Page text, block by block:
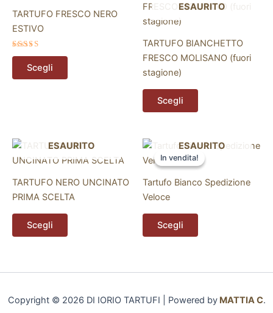
TARTUFO FRESCO NERO
ESTIVO
Valutato
5.00
su 5Scegli
ha
opzioni
prodotto
ESAURITO
TARTUFO BIANCHETTO
FRESCO MOLISANO (fuori
stagione)
Scegli
prodotto
Le
possono
essere
pagina
del
prodotto
ESAURITO
TARTUFO NERO UNCINATO
PRIMA SCELTA
Scegli
Questo
prodotto
Le
opzioni
pagina
In vendita!
ESAURITO
In vendita!
Tartufo Bianco Spedizione
Veloce
Scegli
Questo
prodotto
più
Le
opzioni
pagina
Copyright © 2026 DI IORIO TARTUFI | Powered byMATTIA C.